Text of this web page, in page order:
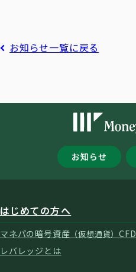
お知らせ一覧に戻る
お知らせ
はじめての方へ
マネパの暗号資産 （仮想通貨）CFD
レバレッジとは